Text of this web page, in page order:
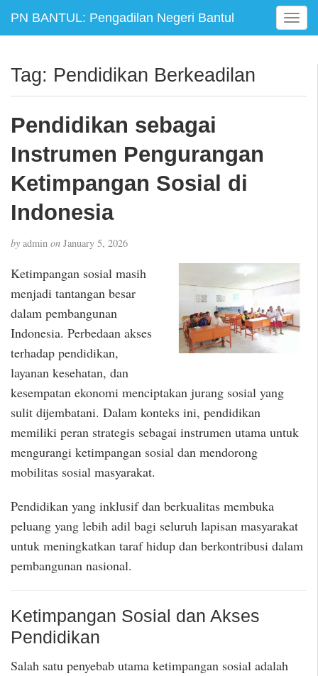
PN BANTUL: Pengadilan Negeri Bantul
T
o
e
Tag: Pendidikan Berkeadilan
Pendidikan sebagai
Instrumen Pengurangan
Ketimpangan Sosial di
Indonesia
by admin on January 5, 2026
Ketimpangan sosial masih
menjadi tantangan besar
dalam pembangunan
Indonesia. Perbedaan akses
terhadap pendidikan,
layanan kesehatan, dan
kesempatan ekonomi menciptakan jurang sosial yang
sulit dijembatani. Dalam konteks ini, pendidikan
memiliki peran strategis sebagai instrumen utama untuk
mengurangi ketimpangan sosial dan mendorong
mobilitas sosial masyarakat.
Pendidikan yang inklusif dan berkualitas membuka
peluang yang lebih adil bagi seluruh lapisan masyarakat
untuk meningkatkan taraf hidup dan berkontribusi dalam
pembangunan nasional.
Ketimpangan Sosial dan Akses
Pendidikan
Salah satu penyebab utama ketimpangan sosial adalah